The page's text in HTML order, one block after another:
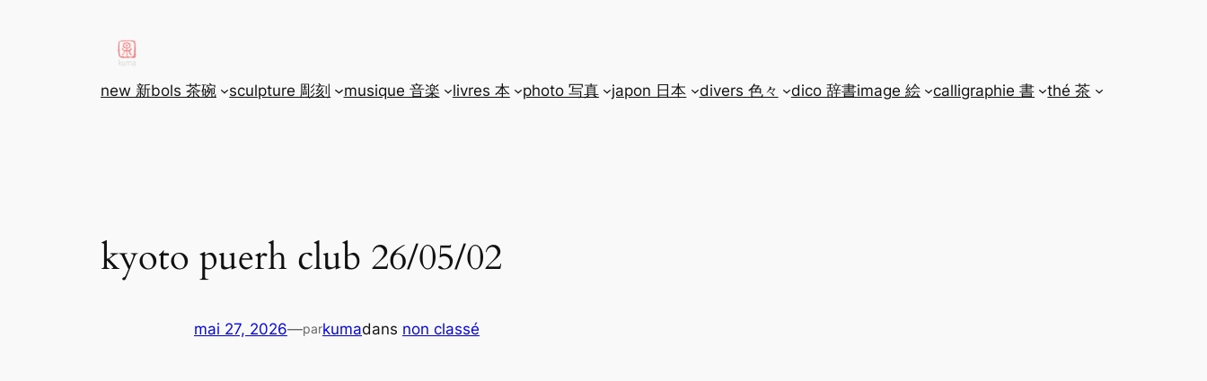
new 新bols 茶碗 sculpture 彫刻 musique 音楽 livres 本 photo 写真 japon 日本 divers 色々 dico 辞書image 絵 calligraphie 書 thé 茶
kyoto puerh club 26/05/02
mai 27, 2026—parkumadans non classé